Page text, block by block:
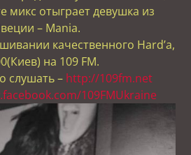
микс отыграет девушка из
– Mania.
качественного Hard’a,
на 109 FM.
слушать – http://109fm.net
109FMUkraine